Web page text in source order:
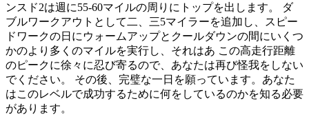
ンスド2は週に55-60マイルの周りにトップを出します。 ダ
ブルワークアウトとして二、三5マイラーを追加し、スピー
ドワークの日にウォームアップとクールダウンの間にいくつ
かのより多くのマイルを実行し、それはあ この高走行距離
のピークに徐々に忍び寄るので、あなたは再び怪我をしない
でください。 その後、完璧な一日を願っています。あなた
はこのレベルで成功するために何をしているのかを知る必要
があります。